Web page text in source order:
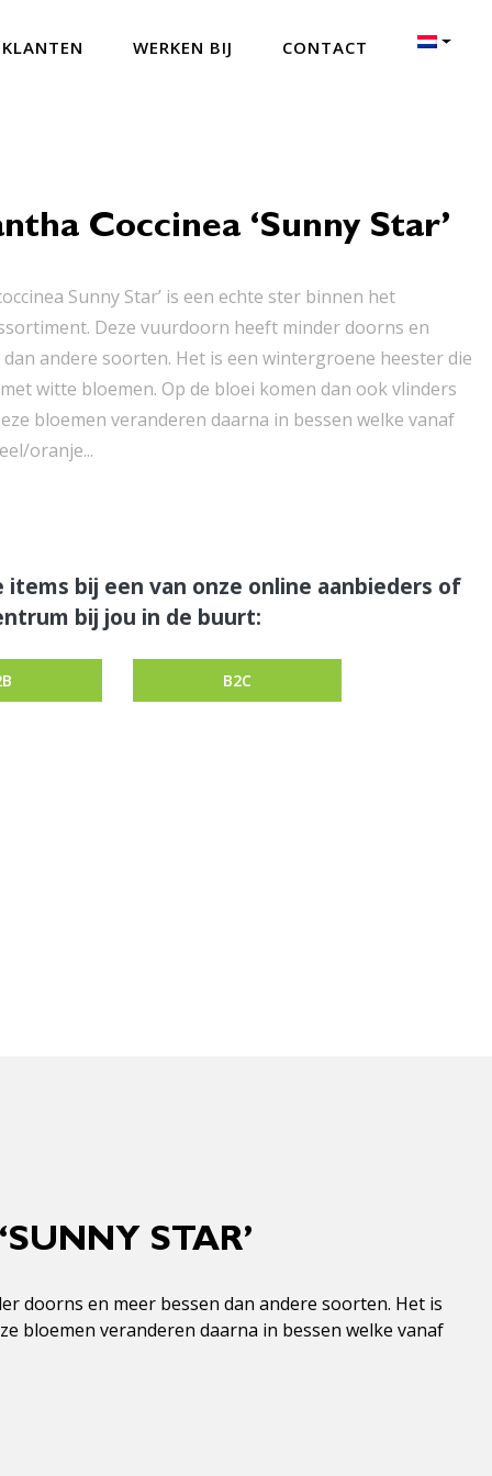
WERKEN BIJ CONTACT
Coccinea ‘Sunny Star’
Sunny Star’ is een echte ster binnen het
Deze vuurdoorn heeft minder doorns en
andere soorten. Het is een wintergroene heester die
witte bloemen. Op de bloei komen dan ook vlinders
bloemen veranderen daarna in bessen welke vanaf
oranje...
items bij een van onze online aanbieders of
bij jou in de buurt:
B2C
STAR’
doorns en meer bessen dan andere soorten. Het is
bloemen veranderen daarna in bessen welke vanaf